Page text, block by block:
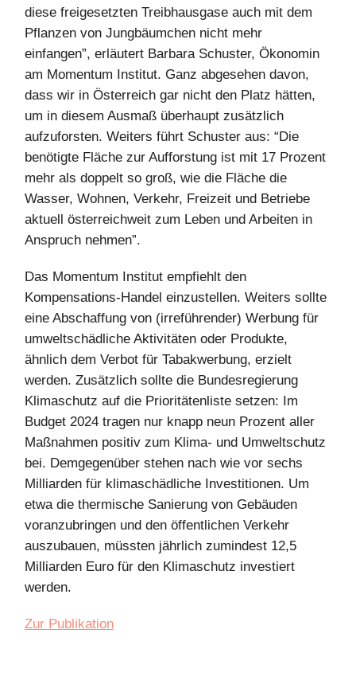
diese freigesetzten Treibhausgase auch mit dem
Pflanzen von Jungbäumchen nicht mehr
einfangen”, erläutert Barbara Schuster, Ökonomin
am Momentum Institut. Ganz abgesehen davon,
dass wir in Österreich gar nicht den Platz hätten,
um in diesem Ausmaß überhaupt zusätzlich
aufzuforsten. Weiters führt Schuster aus: “Die
benötigte Fläche zur Aufforstung ist mit 17 Prozent
mehr als doppelt so groß, wie die Fläche die
Wasser, Wohnen, Verkehr, Freizeit und Betriebe
aktuell österreichweit zum Leben und Arbeiten in
Anspruch nehmen”.
Das Momentum Institut empfiehlt den
Kompensations-Handel einzustellen. Weiters sollte
eine Abschaffung von (irreführender) Werbung für
umweltschädliche Aktivitäten oder Produkte,
ähnlich dem Verbot für Tabakwerbung, erzielt
werden. Zusätzlich sollte die Bundesregierung
Klimaschutz auf die Prioritätenliste setzen: Im
Budget 2024 tragen nur knapp neun Prozent aller
Maßnahmen positiv zum Klima- und Umweltschutz
bei. Demgegenüber stehen nach wie vor sechs
Milliarden für klimaschädliche Investitionen. Um
etwa die thermische Sanierung von Gebäuden
voranzubringen und den öffentlichen Verkehr
auszubauen, müssten jährlich zumindest 12,5
Milliarden Euro für den Klimaschutz investiert
werden.
Zur Publikation